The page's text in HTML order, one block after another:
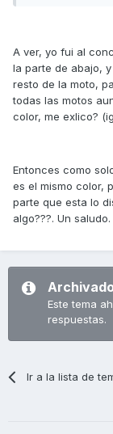
A ver, yo fui al
la parte de abajo,
resto de la moto,
todas las motos
color, me exlico?
Entonces como
es el mismo color,
parte que esta lo
algo???. Un saludo.
Este tema
respuestas.
Ir a la lista de